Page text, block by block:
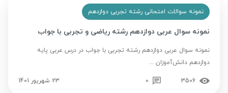
نمونه سوالات امتحانی رشته تجربی دوازدهم
نمونه سوال عربی دوازدهم رشته ریاضی و تجربی با جواب
نمونه سوال عربی دوازدهم رشته تجربی با جواب در درس عربی پایه
دوازدهم دانش‌آموزان ...
3506
0 23 شهریور 1401